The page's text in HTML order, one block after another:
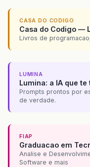
CASA DO CODIGO
Casa do Codigo —
Livros de
LUMINA
Lumina: a IA que
Prompts prontos por
de verdade.
FIAP
Graduacao em
Analise e
Software e mais